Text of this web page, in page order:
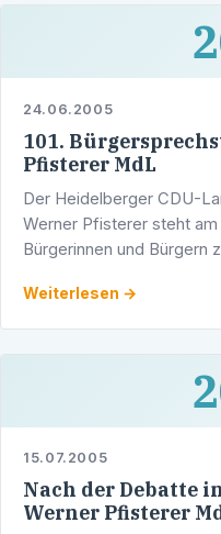
24.06.2005
101.
Pfisterer MdL
Der Heidelberger CDU-
Werner Pfisterer steht
Bürgerinnen und Bürgern
Abgeordneten in …
Weiterlesen →
15.07.2005
Nach der Debatte
Werner Pfisterer